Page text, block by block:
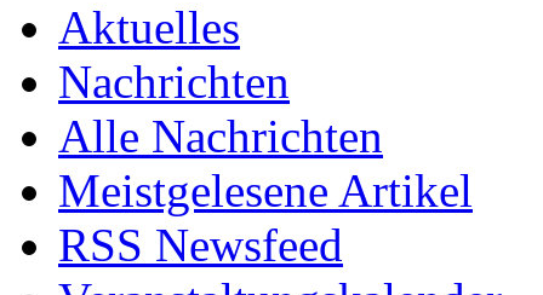
Aktuelles
Nachrichten
Alle Nachrichten
Meistgelesene Artikel
RSS Newsfeed